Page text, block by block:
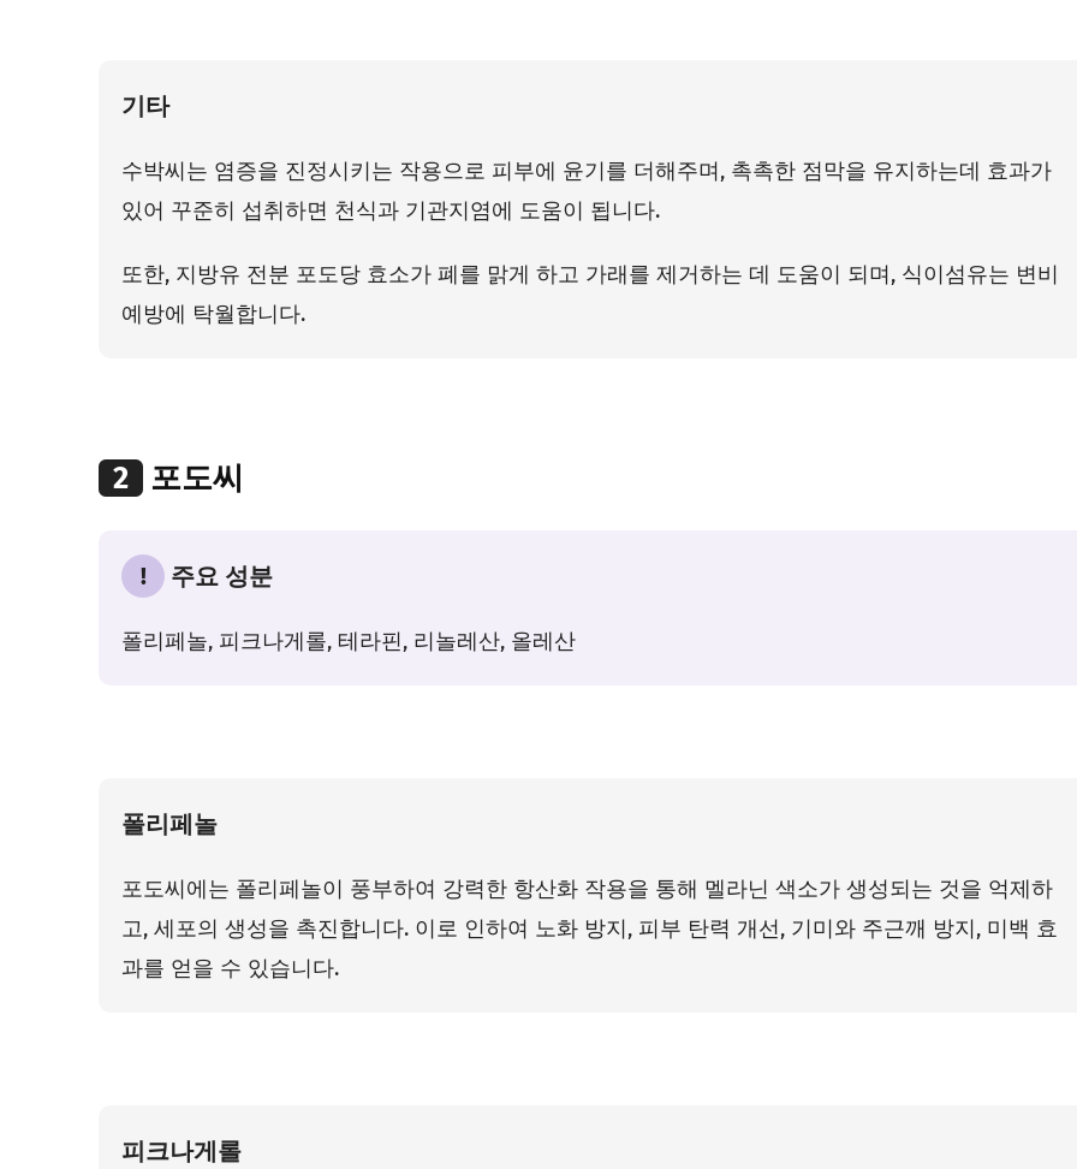
기타
수박씨는 염증을 진정시키는 작용으로 피부에 윤기를 더해주며, 촉촉한 점막을 유지하는데 효과가
있어 꾸준히 섭취하면 천식과 기관지염에 도움이 됩니다.
또한, 지방유 전분 포도당 효소가 폐를 맑게 하고 가래를 제거하는 데 도움이 되며, 식이섬유는 변비
예방에 탁월합니다.
2 포도씨
! 주요 성분
폴리페놀, 피크나게롤, 테라핀, 리놀레산, 올레산
폴리페놀
포도씨에는 폴리페놀이 풍부하여 강력한 항산화 작용을 통해 멜라닌 색소가 생성되는 것을 억제하
고, 세포의 생성을 촉진합니다. 이로 인하여 노화 방지, 피부 탄력 개선, 기미와 주근깨 방지, 미백 효
과를 얻을 수 있습니다.
피크나게롤